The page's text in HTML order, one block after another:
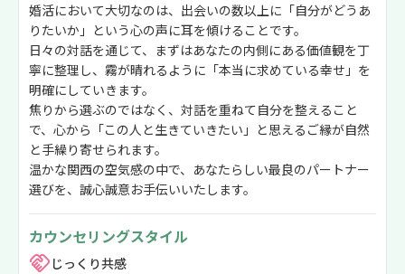
婚活において大切なのは、出会いの数以上に「自分がどうあ
りたいか」という心の声に耳を傾けることです。
日々の対話を通じて、まずはあなたの内側にある価値観を丁
寧に整理し、霧が晴れるように「本当に求めている幸せ」を
明確にしていきます。
焦りから選ぶのではなく、対話を重ねて自分を整えること
で、心から「この人と生きていきたい」と思えるご縁が自然
と手繰り寄せられます。
温かな関西の空気感の中で、あなたらしい最良のパートナー
選びを、誠心誠意お手伝いいたします。
カウンセリングスタイル
じっくり共感